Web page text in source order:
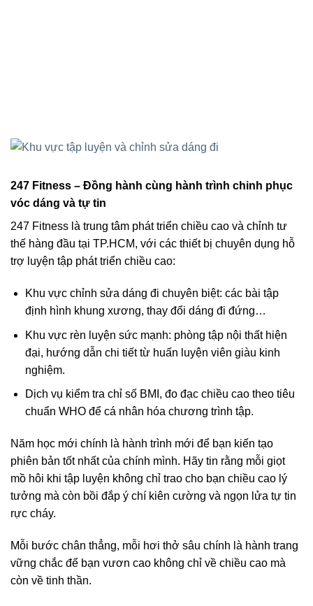
247 Fitness – Đồng hành cùng hành trình chinh phục
vóc dáng và tự tin
247 Fitness là trung tâm phát triển chiều cao và chỉnh tư
thế hàng đầu tại TP.HCM, với các thiết bị chuyên dụng hỗ
trợ luyện tập phát triển chiều cao:
Khu vực chỉnh sửa dáng đi chuyên biệt: các bài tập
định hình khung xương, thay đổi dáng đi đứng…
Khu vực rèn luyện sức mạnh: phòng tập nội thất hiện
đại, hướng dẫn chi tiết từ huấn luyện viên giàu kinh
nghiệm.
Dịch vụ kiểm tra chỉ số BMI, đo đạc chiều cao theo tiêu
chuẩn WHO để cá nhân hóa chương trình tập.
Năm học mới chính là hành trình mới để bạn kiến tạo
phiên bản tốt nhất của chính mình. Hãy tin rằng mỗi giọt
mồ hôi khi tập luyện không chỉ trao cho bạn chiều cao lý
tưởng mà còn bồi đắp ý chí kiên cường và ngọn lửa tự tin
rực cháy.
Mỗi bước chân thẳng, mỗi hơi thở sâu chính là hành trang
vững chắc để bạn vươn cao không chỉ về chiều cao mà
còn về tinh thần.